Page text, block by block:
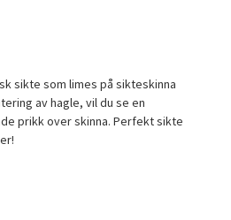
sikte som limes på sikteskinna
av hagle, vil du se en
prikk over skinna. Perfekt sikte